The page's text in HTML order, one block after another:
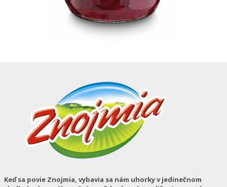
Keď sa povie Znojmia, vybavia sa nám uhorky v jedinečnom